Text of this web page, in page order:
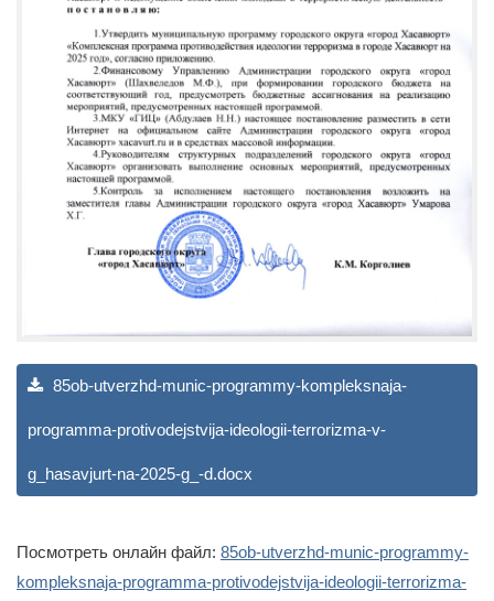
85ob-utverzhd-munic-programmy-kompleksnaja-
programma-protivodejstvija-ideologii-terrorizma-v-
g_hasavjurt-na-2025-g_-d.docx
Посмотреть онлайн файл: 85ob-utverzhd-munic-programmy-
kompleksnaja-programma-protivodejstvija-ideologii-terrorizma-